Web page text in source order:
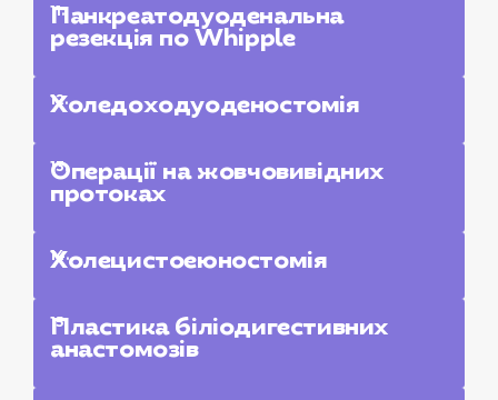
11.
Панкреатодуоденальна
резекція по Whipple
12.
Холедоходуоденостомія
13.
Операції на жовчовивідних
протоках
14.
Холецистоеюностомія
15.
Пластика біліодигестивних
анастомозів